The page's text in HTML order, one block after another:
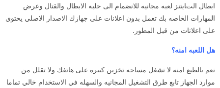
ابطال التايتنز لعبه مجانيه للانضمام الى حلبه الابطال والقتال وعرض
المهارات الخاصه بك تعمل بدون اعلانات على جهازك الاصدار الاصلي يحتوي
على اعلانات من قبل المطور.
هل اللعبه امنه؟
نعم بالطبع امنه لا تشغل مساحه تخزين كبيره على هاتفك ولا تقلل من
موارد الجهاز تابع طرق التشغيل المجانيه والسهله في الاستخدام خالي تماما